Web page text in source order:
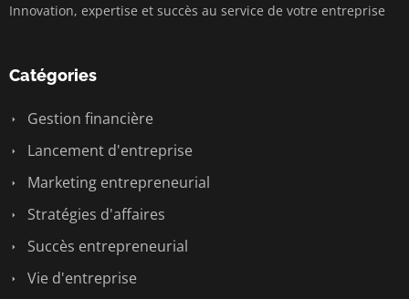
Innovation, expertise et succès au service de votre entreprise
Catégories
Gestion financière
Lancement d'entreprise
Marketing entrepreneurial
Stratégies d'affaires
Succès entrepreneurial
Vie d'entreprise